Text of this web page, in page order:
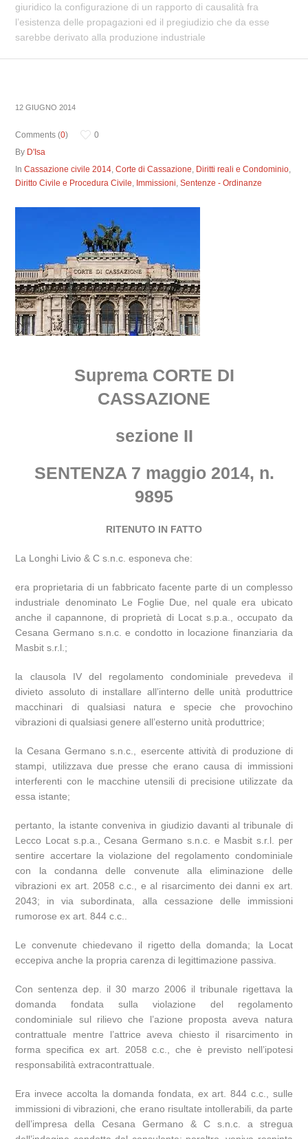
giuridico la configurazione di un rapporto di causalità fra
l’esistenza delle propagazioni ed il pregiudizio che da esse
sarebbe derivato alla produzione industriale
12 GIUGNO 2014
Comments (0)
0
By D'Isa
InCassazione civile 2014,Corte di Cassazione, Diritti reali e Condominio,
Diritto Civile e Procedura Civile, Immissioni,Sentenze - Ordinanze
Suprema CORTE DI
CASSAZIONE
sezione II
SENTENZA 7 maggio 2014, n.
9895
RITENUTO IN FATTO
La Longhi Livio & C s.n.c. esponeva che:
era proprietaria di un fabbricato facente parte di un complesso
industriale denominato Le Foglie Due, nel quale era ubicato
anche il capannone, di proprietà di Locat s.p.a., occupato da
Cesana Germano s.n.c. e condotto in locazione finanziaria da
Masbit s.r.l.;
la clausola IV del regolamento condominiale prevedeva il
divieto assoluto di installare all’interno delle unità produttrice
macchinari di qualsiasi natura e specie che provochino
vibrazioni di qualsiasi genere all’esterno unità produttrice;
la Cesana Germano s.n.c., esercente attività di produzione di
stampi, utilizzava due presse che erano causa di immissioni
interferenti con le macchine utensili di precisione utilizzate da
essa istante;
pertanto, la istante conveniva in giudizio davanti al tribunale di
Lecco Locat s.p.a., Cesana Germano s.n.c. e Masbit s.r.l. per
sentire accertare la violazione del regolamento condominiale
con la condanna delle convenute alla eliminazione delle
vibrazioni ex art. 2058 c.c., e al risarcimento dei danni ex art.
2043; in via subordinata, alla cessazione delle immissioni
rumorose ex art. 844 c.c..
Le convenute chiedevano il rigetto della domanda; la Locat
eccepiva anche la propria carenza di legittimazione passiva.
Con sentenza dep. il 30 marzo 2006 il tribunale rigettava la
domanda fondata sulla violazione del regolamento
condominiale sul rilievo che l’azione proposta aveva natura
contrattuale mentre l’attrice aveva chiesto il risarcimento in
forma specifica ex art. 2058 c.c., che è previsto nell’ipotesi
responsabilità extracontrattuale.
Era invece accolta la domanda fondata, ex art. 844 c.c., sulle
immissioni di vibrazioni, che erano risultate intollerabili, da parte
dell’impresa della Cesana Germano & C s.n.c. a stregua